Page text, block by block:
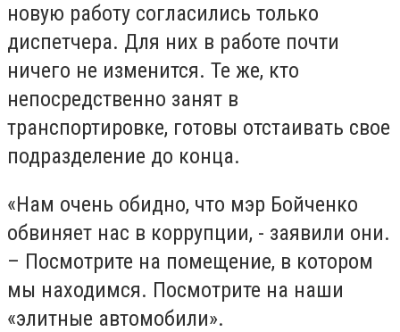
новую работу согласились только
диспетчера. Для них в работе почти
ничего не изменится. Те же, кто
непосредственно занят в
транспортировке, готовы отстаивать свое
подразделение до конца.
«Нам очень обидно, что мэр Бойченко
обвиняет нас в коррупции, - заявили они.
– Посмотрите на помещение, в котором
мы находимся. Посмотрите на наши
«элитные автомобили».